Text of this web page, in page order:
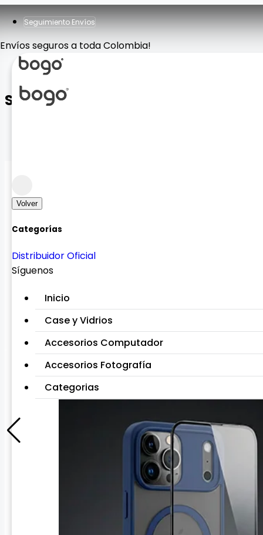
Seguimiento Envíos
Envíos seguros a toda Colombia!
Volver
Categorías
Distribuidor Oficial
Síguenos
Inicio
Case y Vidrios
Accesorios Computador
Accesorios Fotografía
Categorias
Soporte Diseño Escarchado